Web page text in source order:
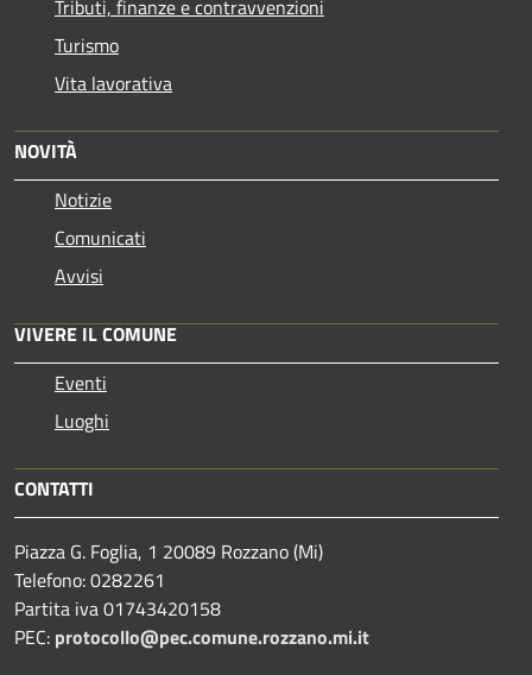
Tributi, finanze e contravvenzioni
Turismo
Vita lavorativa
NOVITÀ
Notizie
Comunicati
Avvisi
VIVERE IL COMUNE
Eventi
Luoghi
CONTATTI
Piazza G. Foglia, 1 20089 Rozzano (Mi)
Telefono: 0282261
Partita iva 01743420158
PEC: protocollo@pec.comune.rozzano.mi.it